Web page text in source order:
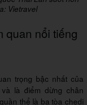
Vietravel
quan nổi tiếng
trọng bậc nhất của
là điểm dừng chân
thể là ba tòa chedi